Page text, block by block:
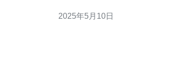
快，延迟低，是亚洲地区网络
2025年5月10日